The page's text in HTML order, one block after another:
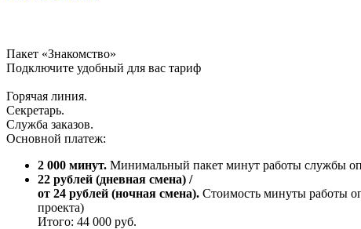
Пакет «Знакомство»
Подключите удобный для вас тариф
Горячая линия.
Секретарь.
Служба заказов.
Основной платеж:
2 000 минут. Минимальный пакет минут работы службы
22 рублей (дневная смена) /
от 24 рублей (ночная смена). Стоимость минуты работы
проекта)
Итого: 44 000 руб.